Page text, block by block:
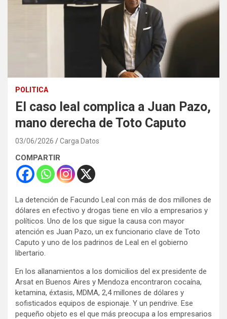
POLITICA
El caso leal complica a Juan Pazo,
mano derecha de Toto Caputo
03/06/2026 Carga Datos
COMPARTIR
La detención de Facundo Leal con más de dos millones de
dólares en efectivo y drogas tiene en vilo a empresarios y
políticos. Uno de los que sigue la causa con mayor
atención es Juan Pazo, un ex funcionario clave de Toto
Caputo y uno de los padrinos de Leal en el gobierno
libertario.
En los allanamientos a los domicilios del ex presidente de
Arsat en Buenos Aires y Mendoza encontraron cocaína,
ketamina, éxtasis, MDMA, 2,4 millones de dólares y
sofisticados equipos de espionaje. Y un pendrive. Ese
pequeño objeto es el que más preocupa a los empresarios